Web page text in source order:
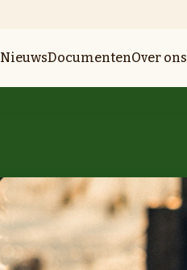
NieuwsDocumentenOver ons